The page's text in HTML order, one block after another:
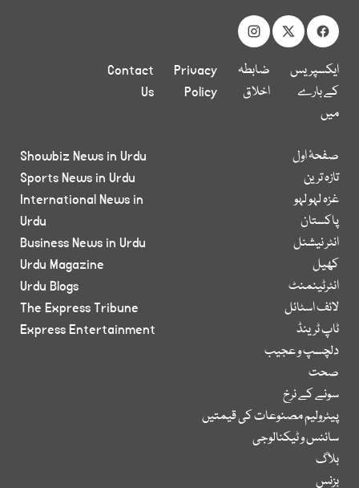
ایکسپریس
کے بارے
میں
ضابطہ
اخلاق
Privacy
Policy
Contact
Us
صفحۂ اول
تازہ ترین
غزہ لہو لہو
پاکستان
انٹر نیشنل
کھیل
انٹرٹینمنٹ
لائف اسٹائل
ٹاپ ٹرینڈ
دلچسپ و عجیب
صحت
سونے کے نرخ
پیٹرولیم مصنوعات کی قیمتیں
سائنس و ٹیکنالوجی
بلاگ
بزنس
Showbiz News in Urdu
Sports News in Urdu
International News in
Urdu
Business News in Urdu
Urdu Magazine
Urdu Blogs
The Express Tribune
Express Entertainment